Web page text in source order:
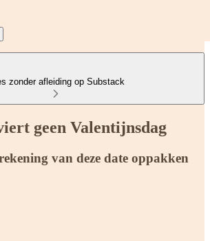
zonder afleiding op Substack
geen Valentijnsdag
van deze date oppakken